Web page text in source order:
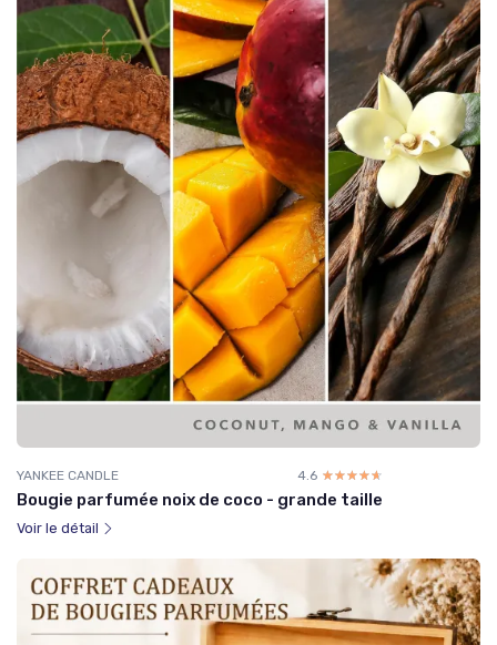
YANKEE CANDLE 4.6 ☆☆☆☆☆
★★★★★
Bougie parfumée noix de coco - grande taille
Voir le détail